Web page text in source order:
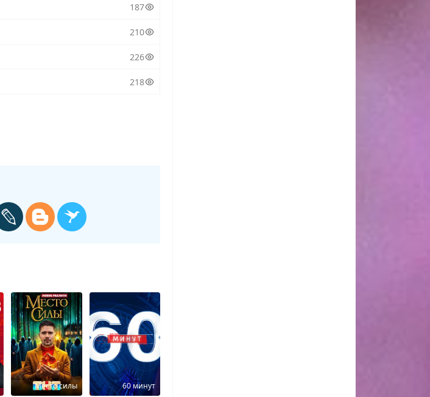
187
210
226
218
Место силы 60 минут